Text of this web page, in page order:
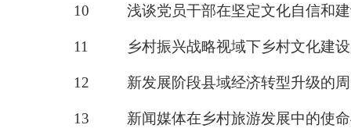
10 浅谈党员干部在坚定文化自信和
11 乡村振兴战略视域下乡村文化建
12 新发展阶段县域经济转型升级的
13 新闻媒体在乡村旅游发展中的使